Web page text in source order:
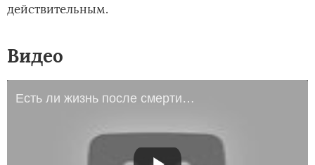
действительным.
Видео
Есть ли жизнь после смерти - ответ есть!